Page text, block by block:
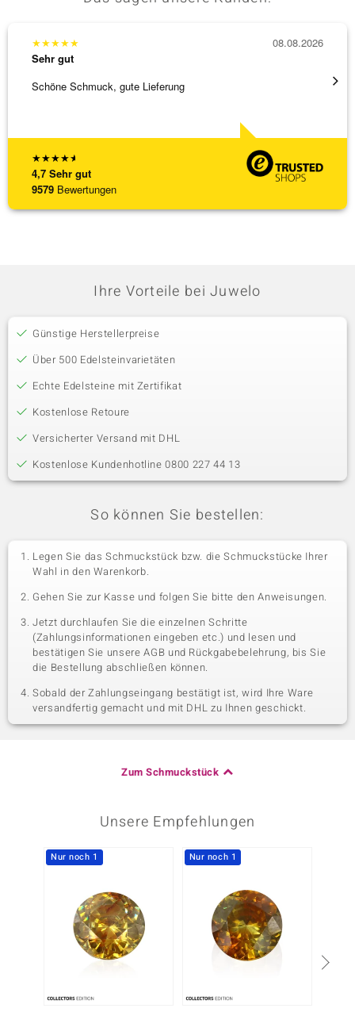
★★★★★
4,7 Sehr gut
9579 Bewertungen
★★★★★
Sehr gut
Schöne Schmuck, gute Lieferung
08.08.2026
Ihre Vorteile bei Juwelo
Günstige Herstellerpreise
Über 500 Edelsteinvarietäten
Echte Edelsteine mit Zertifikat
Kostenlose Retoure
Versicherter Versand mit DHL
Kostenlose Kundenhotline 0800 227 44 13
So können Sie bestellen:
Legen Sie das Schmuckstück bzw. die Schmuckstücke Ihrer
Wahl in den Warenkorb.
Gehen Sie zur Kasse und folgen Sie bitte den Anweisungen.
Jetzt durchlaufen Sie die einzelnen Schritte
(Zahlungsinformationen eingeben etc.) und lesen und
bestätigen Sie unsere AGB und Rückgabebelehrung, bis Sie
die Bestellung abschließen können.
Sobald der Zahlungseingang bestätigt ist, wird Ihre Ware
versandfertig gemacht und mit DHL zu Ihnen geschickt.
Zum Schmuckstück
Unsere Empfehlungen
Nur noch 1 Nur noch 1